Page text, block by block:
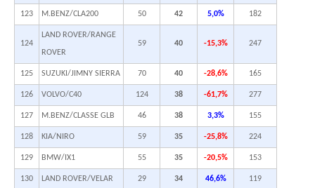
123 M.BENZ/CLA200 50 42 5,0% 182
124
LAND ROVER/RANGE
ROVER
59 40 -15,3% 247
125 SUZUKI/JIMNY SIERRA 70 40 -28,6% 165
126 VOLVO/C40 124 38 -61,7% 277
127 M.BENZ/CLASSE GLB 46 38 3,3% 155
128 KIA/NIRO 59 35 -25,8% 224
129 BMW/IX1 55 35 -20,5% 153
130 LAND ROVER/VELAR 29 34 46,6% 119